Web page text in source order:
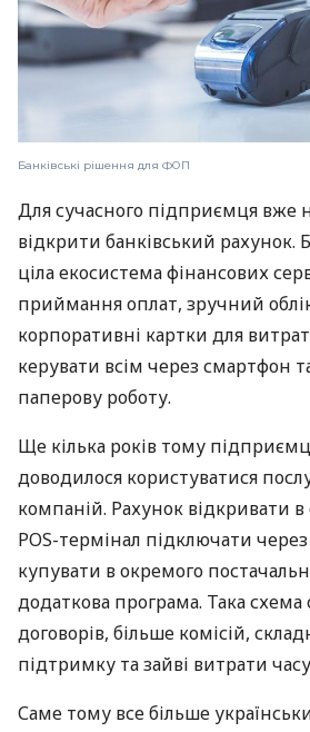
Банківські рішення для ФОП
Для сучасного підприємця вже
відкрити банківський рахунок.
ціла екосистема фінансових
приймання оплат, зручний
корпоративні картки для
керувати всім через смартфон
паперову роботу.
Ще кілька років тому
доводилося користуватися
компаній. Рахунок відкривати
POS-термінал підключати
купувати в окремого
додаткова програма. Така схема
договорів, більше комісій,
підтримку та зайві витрати
Саме тому все більше